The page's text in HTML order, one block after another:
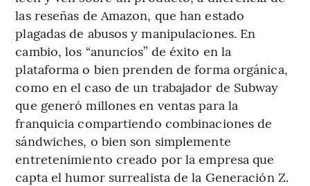
las reseñas de Amazon, que han estado
plagadas de abusos y manipulaciones. En
cambio, los “anuncios” de éxito en la
plataforma o bien prenden de forma orgánica,
como en el caso de un trabajador de Subway
que generó millones en ventas para la
franquicia compartiendo combinaciones de
sándwiches, o bien son simplemente
entretenimiento creado por la empresa que
capta el humor surrealista de la Generación Z.